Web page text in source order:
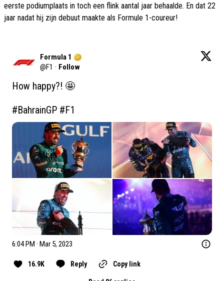
eerste podiumplaats in toch een flink aantal jaar behaalde. En dat 22
jaar nadat hij zijn debuut maakte als Formule 1-coureur!
Formula 1
@F1 · Follow
How happy?! 🤩
#BahrainGP #F1
6:04 PM · Mar 5, 2023
16.9K Reply Copy link